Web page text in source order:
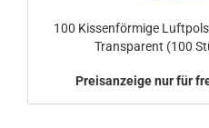
100 Kissenförmige
Transparent (100
Preisanzeige nur für